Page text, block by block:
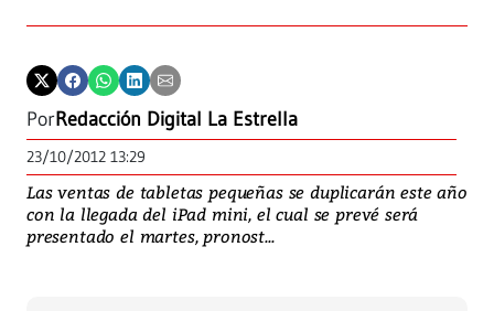
PorRedacción Digital La Estrella
23/10/2012 13:29
Las ventas de tabletas pequeñas se duplicarán este año
con la llegada del iPad mini, el cual se prevé será
presentado el martes, pronost...